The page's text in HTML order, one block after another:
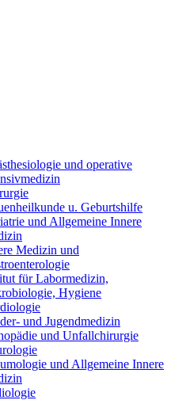
und operative
u. Geburtshilfe
und Allgemeine Innere
Medizin und
für Labormedizin,
Hygiene
und Jugendmedizin
und Unfallchirurgie
und Allgemeine Innere